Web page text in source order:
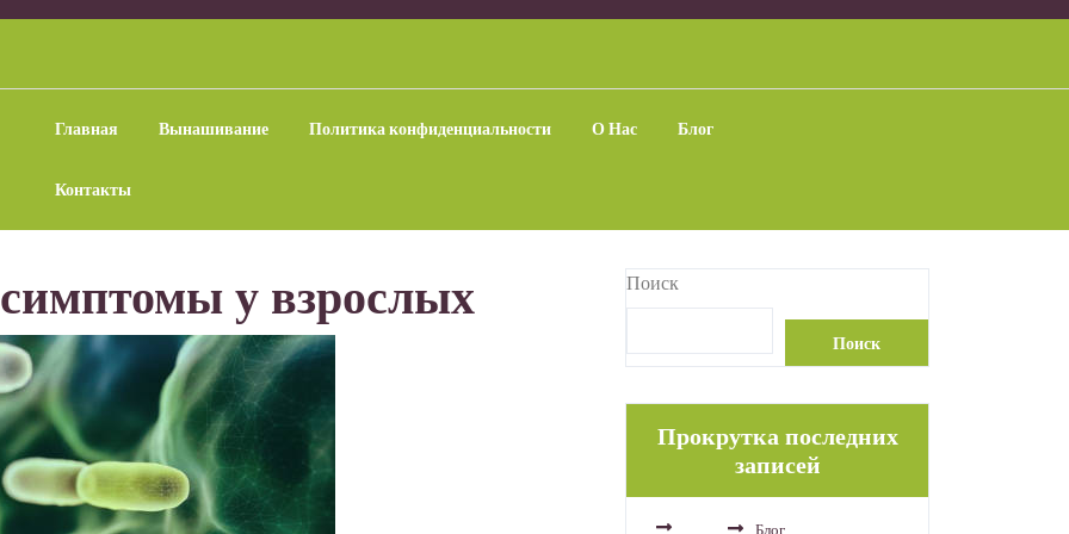
Главная Вынашивание Политика конфиденциальности О Нас Блог
Контакты
у взрослых Поиск
Поиск
Прокрутка последних
записей